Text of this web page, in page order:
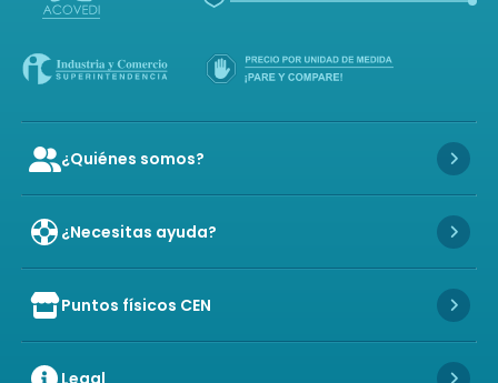
Icon of user-group
¿Quiénes somos? Icon
¿Necesitas ayuda? Icon
Icon of store
Puntos físicos CEN Icon